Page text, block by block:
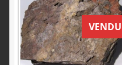
VENDU